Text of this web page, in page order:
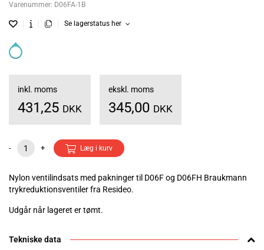
Varenummer: D06FA-1B
Se lagerstatus her
inkl. moms
431,25 DKK
ekskl. moms
345,00 DKK
- + Læg i kurv
Nylon ventilindsats med pakninger til D06F og D06FH Braukmann
trykreduktionsventiler fra Resideo.
Udgår når lageret er tømt.
Tekniske data